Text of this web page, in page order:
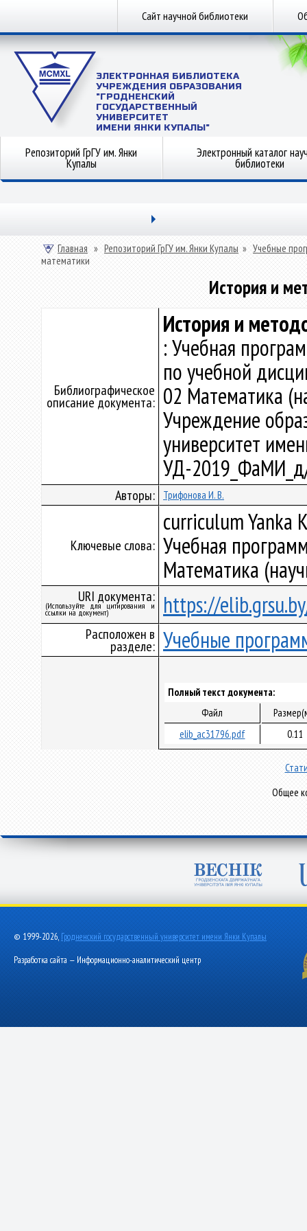
Сайт научной библиотеки
ЭЛЕКТРОННАЯ БИБЛИОТЕКА
УЧРЕЖДЕНИЯ ОБРАЗОВАНИЯ
"ГРОДНЕНСКИЙ
ГОСУДАРСТВЕННЫЙ
УНИВЕРСИТЕТ
ИМЕНИ ЯНКИ КУПАЛЫ"
Репозиторий ГрГУ им. Янки
Купалы
Электронный каталог
библиотеки
Главная » Репозиторий ГрГУ им. Янки Купалы » Учебные
математики
История и
Библиографическое
описание документа:
История и
: Учебная
по учебной
02 Математика
Учреждение
университет
УД-
Авторы: Трифонова И. В.
Ключевые слова:
curriculum Yanka
Учебная
Математика
URI документа:
(Используйте для цитирования и
ссылки на документ) https://
Расположен в
разделе: Учебные
Полный текст документа:
Файл
elib_ac31796.pdf
0.11
Общее
© 1999-2026, Гродненский государственный университет имени Янки Купалы
Разработка сайта — Информационно-аналитический центр